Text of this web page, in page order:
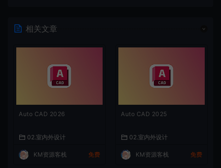
相关文章
Auto CAD 2026
02.室内外设计
KM资源客栈 免费
Auto CAD 2025
02.室内外设计
KM资源客栈 免费